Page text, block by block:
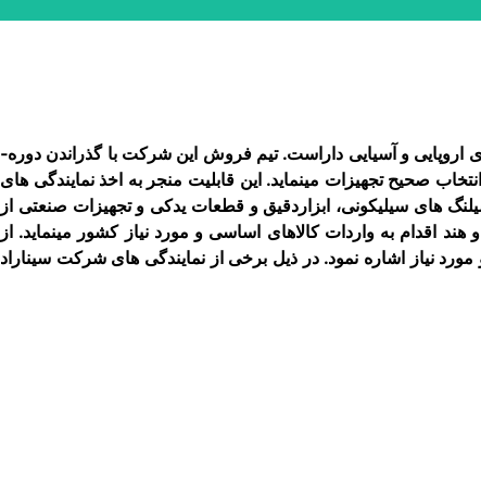
شرکت سیناراد­کالا با بهره ­گیری از شبکه بین المللی واردات و دفاتر معتبر در خارج از کشور، توانمندی بالایی در زمینه واردات کالا از کشورهای اروپایی و آسیایی داراست. تیم فروش این شرکت با گذراندن دوره­
صحیح تجهیزات می­نماید. این قابلیت منجر به اخذ نمایندگی ­های
­های سیلیکونی، ابزاردقیق و قطعات یدکی و تجهیزات صنعتی از
و هند اقدام به واردات کالاهای اساسی و مورد نیاز کشور می­نماید. از
نیاز اشاره نمود. در ذیل برخی از نمایندگی ­های شرکت سیناراد